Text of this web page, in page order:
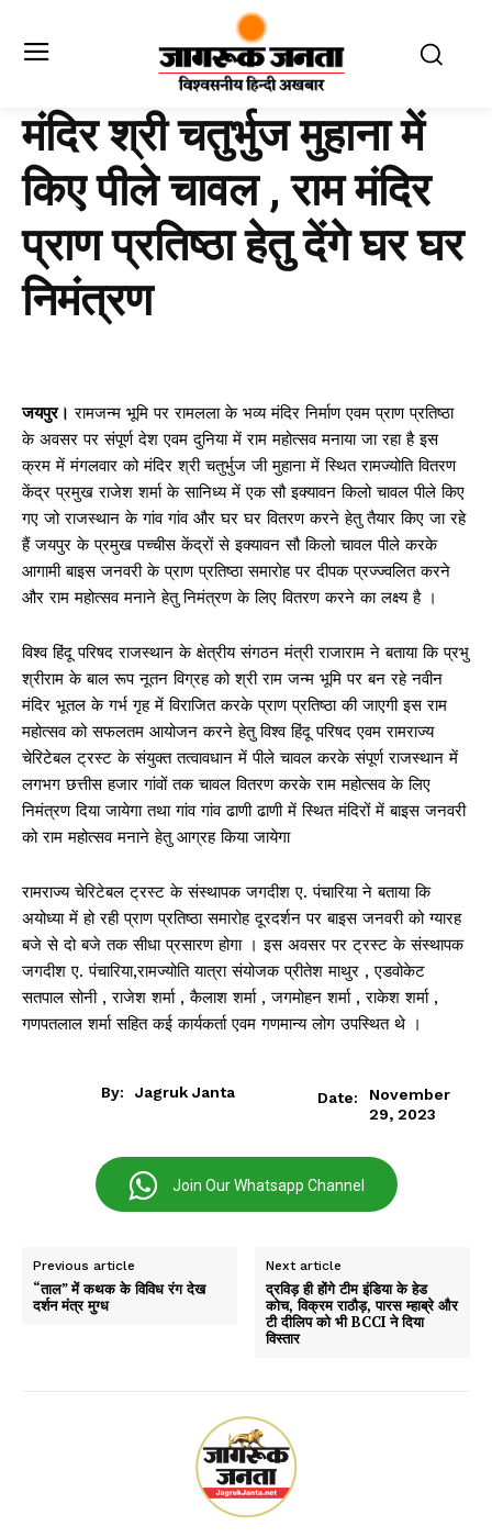
मंदिर श्री चतुर्भुज मुहाना में
किए पीले चावल , राम मंदिर
प्राण प्रतिष्ठा हेतु देंगे घर घर
निमंत्रण
जयपुर। रामजन्म भूमि पर रामलला के भव्य मंदिर निर्माण एवम प्राण प्रतिष्ठा
के अवसर पर संपूर्ण देश एवम दुनिया में राम महोत्सव मनाया जा रहा है इस
क्रम में मंगलवार को मंदिर श्री चतुर्भुज जी मुहाना में स्थित रामज्योति वितरण
केंद्र प्रमुख राजेश शर्मा के सानिध्य में एक सौ इक्यावन किलो चावल पीले किए
गए जो राजस्थान के गांव गांव और घर घर वितरण करने हेतु तैयार किए जा रहे
हैं जयपुर के प्रमुख पच्चीस केंद्रों से इक्यावन सौ किलो चावल पीले करके
आगामी बाइस जनवरी के प्राण प्रतिष्ठा समारोह पर दीपक प्रज्ज्वलित करने
और राम महोत्सव मनाने हेतु निमंत्रण के लिए वितरण करने का लक्ष्य है ।
विश्व हिंदू परिषद राजस्थान के क्षेत्रीय संगठन मंत्री राजाराम ने बताया कि प्रभु
श्रीराम के बाल रूप नूतन विग्रह को श्री राम जन्म भूमि पर बन रहे नवीन
मंदिर भूतल के गर्भ गृह में विराजित करके प्राण प्रतिष्ठा की जाएगी इस राम
महोत्सव को सफलतम आयोजन करने हेतु विश्व हिंदू परिषद एवम रामराज्य
चेरिटेबल ट्रस्ट के संयुक्त तत्वावधान में पीले चावल करके संपूर्ण राजस्थान में
लगभग छत्तीस हजार गांवों तक चावल वितरण करके राम महोत्सव के लिए
निमंत्रण दिया जायेगा तथा गांव गांव ढाणी ढाणी में स्थित मंदिरों में बाइस जनवरी
को राम महोत्सव मनाने हेतु आग्रह किया जायेगा
रामराज्य चेरिटेबल ट्रस्ट के संस्थापक जगदीश ए. पंचारिया ने बताया कि
अयोध्या में हो रही प्राण प्रतिष्ठा समारोह दूरदर्शन पर बाइस जनवरी को ग्यारह
बजे से दो बजे तक सीधा प्रसारण होगा । इस अवसर पर ट्रस्ट के संस्थापक
जगदीश ए. पंचारिया,रामज्योति यात्रा संयोजक प्रीतेश माथुर , एडवोकेट
सतपाल सोनी , राजेश शर्मा , कैलाश शर्मा , जगमोहन शर्मा , राकेश शर्मा ,
गणपतलाल शर्मा सहित कई कार्यकर्ता एवम गणमान्य लोग उपस्थित थे ।
By: Jagruk Janta Date:
November
29, 2023
Join Our Whatsapp Channel
Previous article
“ताल” में कथक के विविध रंग देख
दर्शन मंत्र मुग्ध
Next article
द्रविड़ ही होंगे टीम इंडिया के हेड
कोच, विक्रम राठौड़, पारस म्हाब्रे और
टी दीलिप को भी BCCI ने दिया
विस्तार